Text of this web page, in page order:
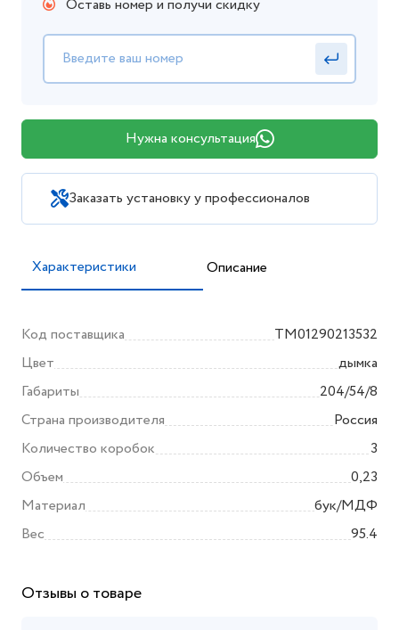
Оставь номер и получи скидку
Нужна консультация
Заказать установку у профессионалов
Характеристики Описание
Код поставщика
TM01290213532
Цвет
дымка
Габариты
204/54/8
Страна производителя
Россия
Количество коробок
3
Объем
0,23
Материал
бук/МДФ
Вес
95.4
Отзывы о товаре